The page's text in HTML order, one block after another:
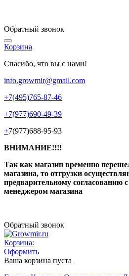
Обратный звонок
Корзина
Спасибо, что вы с нами!
info.growmir@gmail.com
+7(495)765-87-46
+7(977)690-49-39
+7(977)688-95-93
ВНИМАНИЕ!!!!
Так как магазин временно
магазина, то отгрузки
предварительному согласованию
менеджером магазина
Обратный звонок
Корзина:
Оформить
Ваша корзина пуста